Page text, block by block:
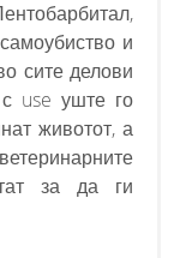
и
сите делови
use уште го
животот, а
за да ги